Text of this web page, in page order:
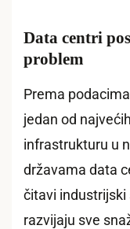
Data centri
problem
Prema
jedan od
infrastrukturu u
državama data
čitavi industrijski
razvijaju sve